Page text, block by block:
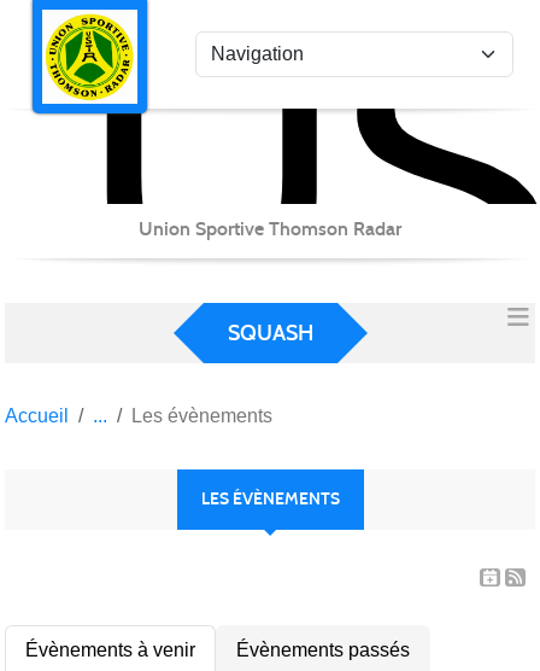
Union Sportive Thomson Radar
SQUASH
Accueil Les évènements
LES ÉVÈNEMENTS
Évènements à venir Évènements passés
Panneau de gestion des cookies